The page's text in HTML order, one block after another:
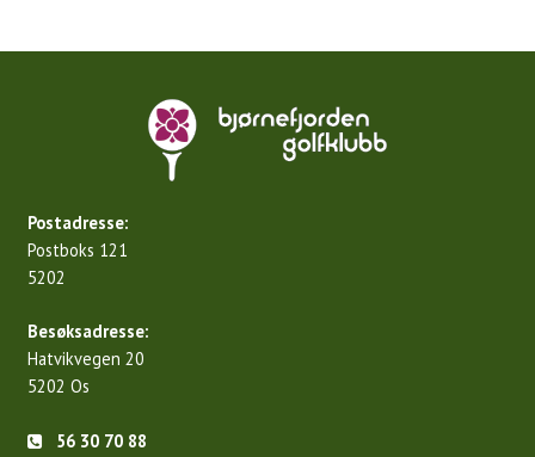
Postadresse:
Postboks 121
5202
Besøksadresse:
Hatvikvegen 20
5202 Os
56 30 70 88